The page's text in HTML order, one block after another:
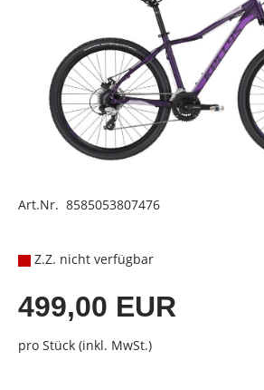
Art.Nr. 8585053807476
Z.Z. nicht verfügbar
499,00 EUR
pro Stück (inkl. MwSt.)